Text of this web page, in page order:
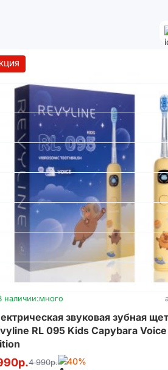
наличии:много
звуковая зубная
RL 095 Kids Capybara Voice
4 990р. -40%